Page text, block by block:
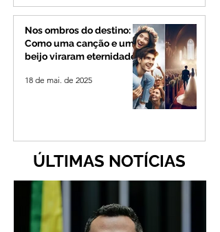
Nos ombros do destino:
Como uma canção e um
beijo viraram eternidade
18 de mai. de 2025
ÚLTIMAS NOTÍCIAS